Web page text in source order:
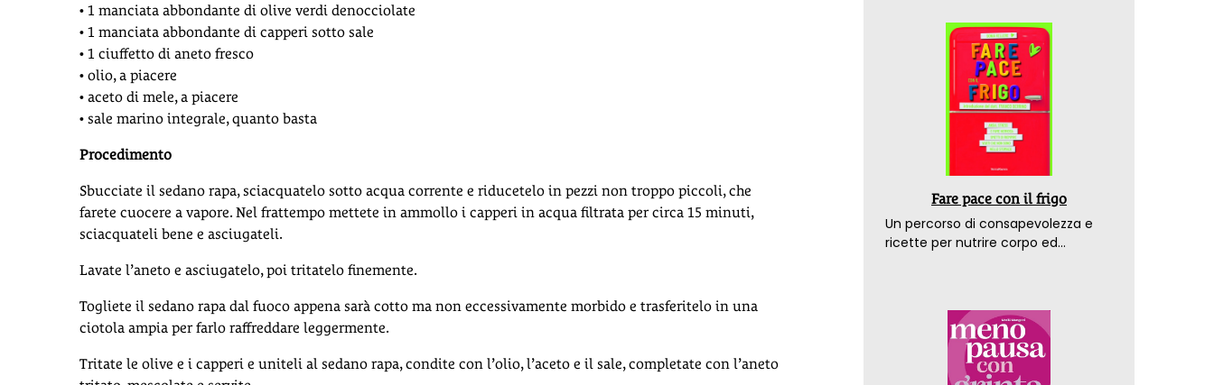
• 1 manciata abbondante di olive verdi denocciolate
• 1 manciata abbondante di capperi sotto sale
• 1 ciuffetto di aneto fresco
• olio, a piacere
• aceto di mele, a piacere
• sale marino integrale, quanto basta
Procedimento
Sbucciate il sedano rapa, sciacquatelo sotto acqua corrente e riducetelo in pezzi non troppo piccoli, che
farete cuocere a vapore. Nel frattempo mettete in ammollo i capperi in acqua filtrata per circa 15 minuti,
sciacquateli bene e asciugateli.
Lavate l’aneto e asciugatelo, poi tritatelo finemente.
Togliete il sedano rapa dal fuoco appena sarà cotto ma non eccessivamente morbido e trasferitelo in una
ciotola ampia per farlo raffreddare leggermente.
Tritate le olive e i capperi e uniteli al sedano rapa, condite con l’olio, l’aceto e il sale, completate con l’aneto
Fare pace con il frigo
Un percorso di consapevolezza e
ricette per nutrire corpo ed